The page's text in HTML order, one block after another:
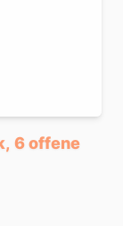
6 offene